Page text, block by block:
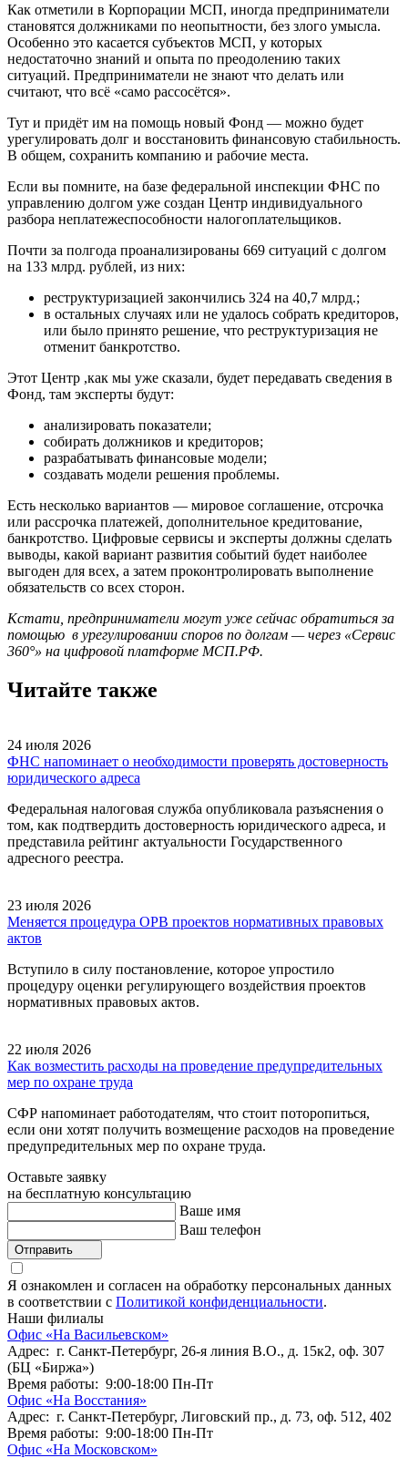
Как отметили в Корпорации МСП, иногда предприниматели
становятся должниками по неопытности, без злого умысла.
Особенно это касается субъектов МСП, у которых
недостаточно знаний и опыта по преодолению таких
ситуаций. Предприниматели не знают что делать или
считают, что всё «само рассосётся».
Тут и придёт им на помощь новый Фонд — можно будет
урегулировать долг и восстановить финансовую стабильность.
В общем, сохранить компанию и рабочие места.
Если вы помните, на базе федеральной инспекции ФНС по
управлению долгом уже создан Центр индивидуального
разбора неплатежеспособности налогоплательщиков.
Почти за полгода проанализированы 669 ситуаций с долгом
на 133 млрд. рублей, из них:
реструктуризацией закончились 324 на 40,7 млрд.;
в остальных случаях или не удалось собрать кредиторов,
или было принято решение, что реструктуризация не
отменит банкротство.
Этот Центр ,как мы уже сказали, будет передавать сведения в
Фонд, там эксперты будут:
анализировать показатели;
собирать должников и кредиторов;
разрабатывать финансовые модели;
создавать модели решения проблемы.
Есть несколько вариантов — мировое соглашение, отсрочка
или рассрочка платежей, дополнительное кредитование,
банкротство. Цифровые сервисы и эксперты должны сделать
выводы, какой вариант развития событий будет наиболее
выгоден для всех, а затем проконтролировать выполнение
обязательств со всех сторон.
Кстати, предприниматели могут уже сейчас обратиться за
помощью в урегулировании споров по долгам — через «Сервис
360°» на цифровой платформе МСП.РФ.
Читайте также
24 июля 2026
ФНС напоминает о необходимости проверять достоверность
юридического адреса
Федеральная налоговая служба опубликовала разъяснения о
том, как подтвердить достоверность юридического адреса, и
представила рейтинг актуальности Государственного
адресного реестра.
23 июля 2026
Меняется процедура ОРВ проектов нормативных правовых
актов
Вступило в силу постановление, которое упростило
процедуру оценки регулирующего воздействия проектов
нормативных правовых актов.
22 июля 2026
Как возместить расходы на проведение предупредительных
мер по охране труда
СФР напоминает работодателям, что стоит поторопиться,
если они хотят получить возмещение расходов на проведение
предупредительных мер по охране труда.
Оставьте заявку
на бесплатную консультацию
Ваше имя
Ваш телефон
Отправить
Я ознакомлен и согласен на обработку персональных данных
в соответствии с Политикой конфиденциальности.
Наши филиалы
Офис «На Васильевском»
Адрес: г. Санкт-Петербург, 26-я линия В.О., д. 15к2, оф. 307
(БЦ «Биржа»)
Время работы: 9:00-18:00 Пн-Пт
Офис «На Восстания»
Адрес: г. Санкт-Петербург, Лиговский пр., д. 73, оф. 512, 402
Время работы: 9:00-18:00 Пн-Пт
Офис «На Московском»